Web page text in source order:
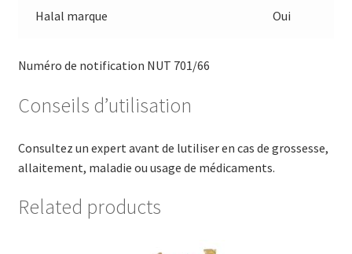
Halal marque Oui
Numéro de notification NUT 701/66
Conseils d’utilisation
Consultez un expert avant de lutiliser en cas de grossesse,
allaitement, maladie ou usage de médicaments.
Related products